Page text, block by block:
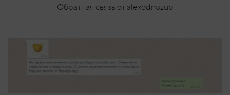
Обратная связь от alexodnozub